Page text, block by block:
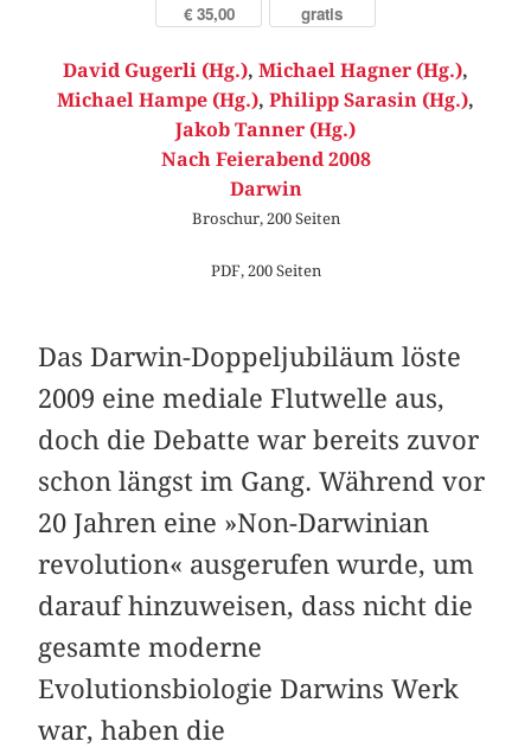
€ 35,00 gratis
David Gugerli (Hg.), Michael Hagner (Hg.),
Michael Hampe (Hg.), Philipp Sarasin (Hg.),
Jakob Tanner (Hg.)
Nach Feierabend 2008
Darwin
Broschur, 200 Seiten
PDF, 200 Seiten
Das Darwin-Doppeljubiläum löste
2009 eine mediale Flutwelle aus,
doch die Debatte war bereits zuvor
schon längst im Gang. Während vor
20 Jahren eine »Non-Darwinian
revolution« ausgerufen wurde, um
darauf hinzuweisen, dass nicht die
gesamte moderne
Evolutionsbiologie Darwins Werk
war, haben die